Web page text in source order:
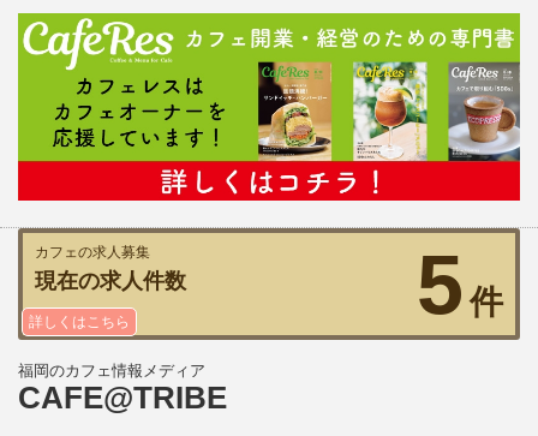
カフェの求人募集
現在の求人件数 5 件
詳しくはこちら
福岡のカフェ情報メディア
CAFE@TRIBE